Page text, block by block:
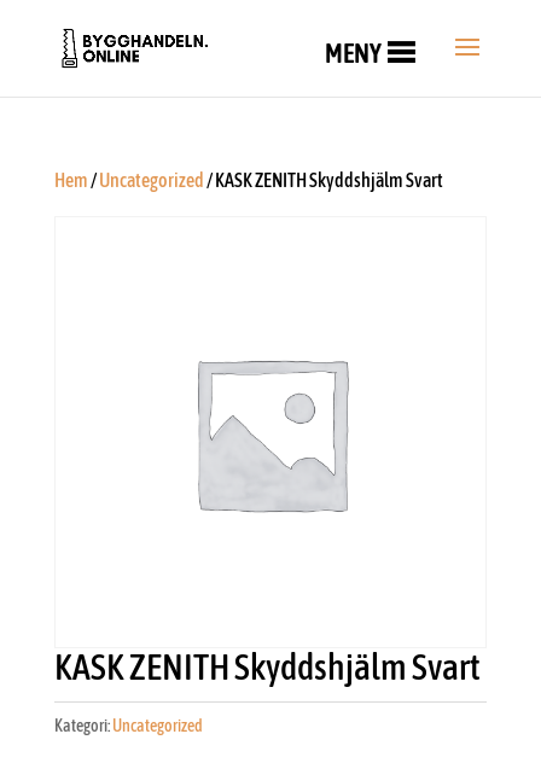
MENY
Hem/Uncategorized / KASK ZENITH Skyddshjälm Svart
KASK ZENITH Skyddshjälm Svart
Kategori:Uncategorized